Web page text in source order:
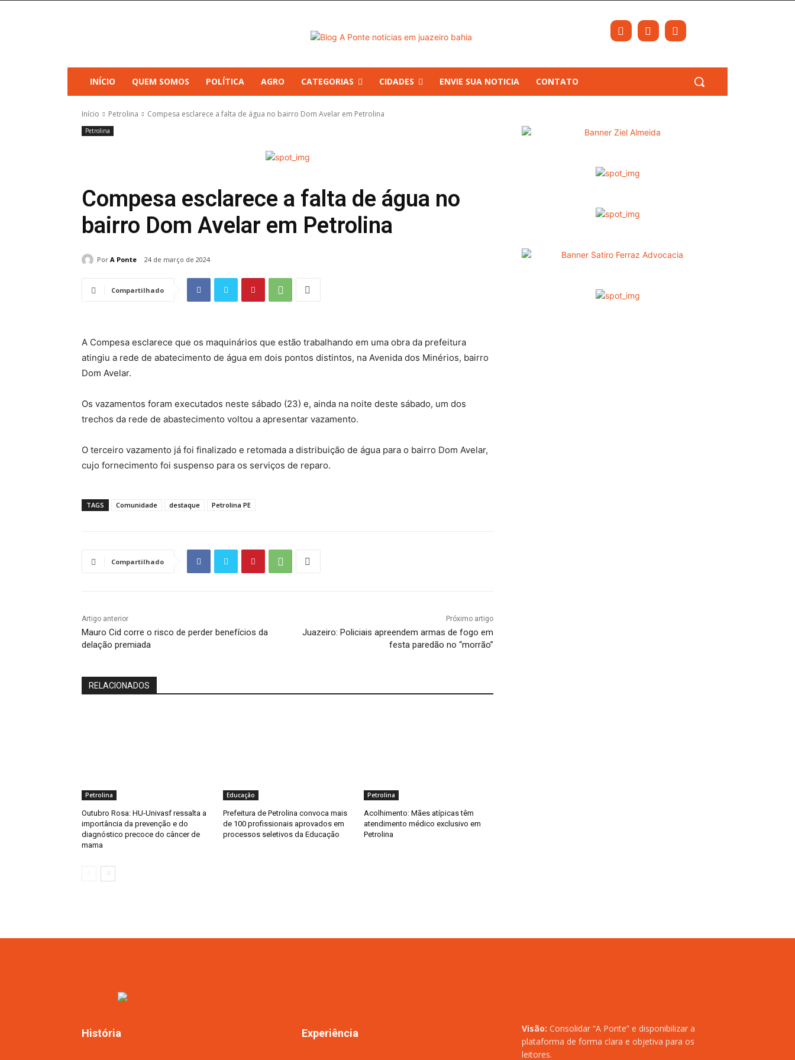
INÍCIO QUEM SOMOS POLÍTICA AGRO CATEGORIAS CIDADES ENVIE SUA NOTICIA CONTATO
Início Petrolina Compesa esclarece a falta de água no bairro Dom Avelar em Petrolina
Petrolina
Compesa esclarece a falta de água no
bairro Dom Avelar em Petrolina
Por A Ponte 24 de março de 2024
Compartilhado
A Compesa esclarece que os maquinários que estão trabalhando em uma obra da prefeitura
atingiu a rede de abatecimento de água em dois pontos distintos, na Avenida dos Minérios, bairro
Dom Avelar.
Os vazamentos foram executados neste sábado (23) e, ainda na noite deste sábado, um dos
trechos da rede de abastecimento voltou a apresentar vazamento.
O terceiro vazamento já foi finalizado e retomada a distribuição de água para o bairro Dom Avelar,
cujo fornecimento foi suspenso para os serviços de reparo.
TAGS Comunidade destaque Petrolina PE
Compartilhado
Artigo anterior
Mauro Cid corre o risco de perder benefícios da
delação premiada
Próximo artigo
Juazeiro: Policiais apreendem armas de fogo em
festa paredão no “morrão”
RELACIONADOS
Petrolina
Outubro Rosa: HU-Univasf ressalta a
importância da prevenção e do
diagnóstico precoce do câncer de
mama
Educação
Prefeitura de Petrolina convoca mais
de 100 profissionais aprovados em
processos seletivos da Educação
Petrolina
Acolhimento: Mães atípicas têm
atendimento médico exclusivo em
Petrolina
História Experiência Visão: Consolidar “A Ponte” e disponibilizar a
plataforma de forma clara e objetiva para os
leitores.